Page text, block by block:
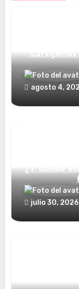
agosto 4,
¿Y dónde
julio 30, 2026